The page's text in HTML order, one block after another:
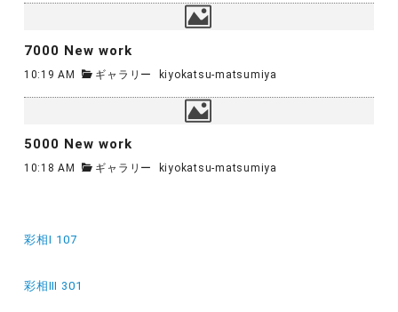
7000 New work
10:19 AM ギャラリー kiyokatsu-matsumiya
5000 New work
10:18 AM ギャラリー kiyokatsu-matsumiya
投
ナ
彩相Ⅰ 107
彩相Ⅲ 301